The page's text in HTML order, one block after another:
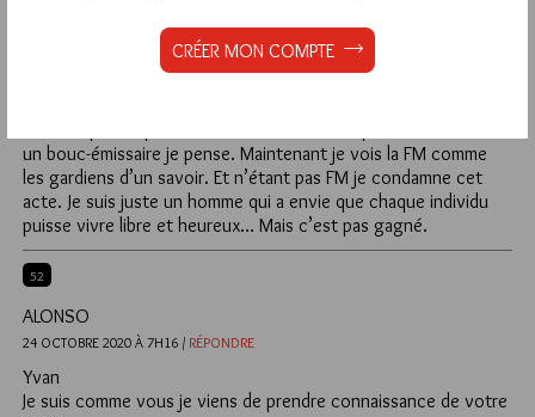
que du satanisme . mais moi j’ai du mal avec cette idée là .
malgré tout y’a quelque chose qui me dit que tous ces gens se
un bouc-émissaire je pense. Maintenant je vois la FM comme
les gardiens d’un savoir. Et n’étant pas FM je condamne cet
acte. Je suis juste un homme qui a envie que chaque individu
puisse vivre libre et heureux… Mais c’est pas gagné.
52
ALONSO
24 OCTOBRE 2020 À 7H16 / RÉPONDRE
Yvan
Je suis comme vous je viens de prendre connaissance de votre
CRÉER MON COMPTE